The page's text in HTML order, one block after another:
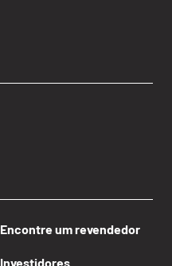
Encontre um revendedor
Investidores